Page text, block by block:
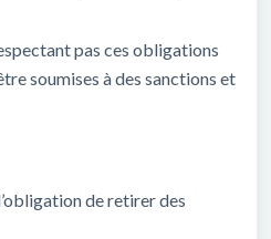
pas ces obligations
soumises à des sanctions et
de retirer des